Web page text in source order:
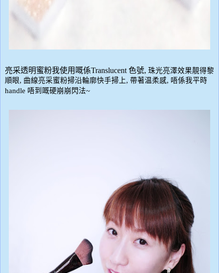
亮采透明蜜粉我使用嘅係Translucent 色號, 珠光亮澤效果靚得黎
順眼, 曲線亮采蜜粉掃沿輪廓快手掃上, 帶著温柔感, 唔係我平時
handle 唔到嘅硬崩崩閃法~